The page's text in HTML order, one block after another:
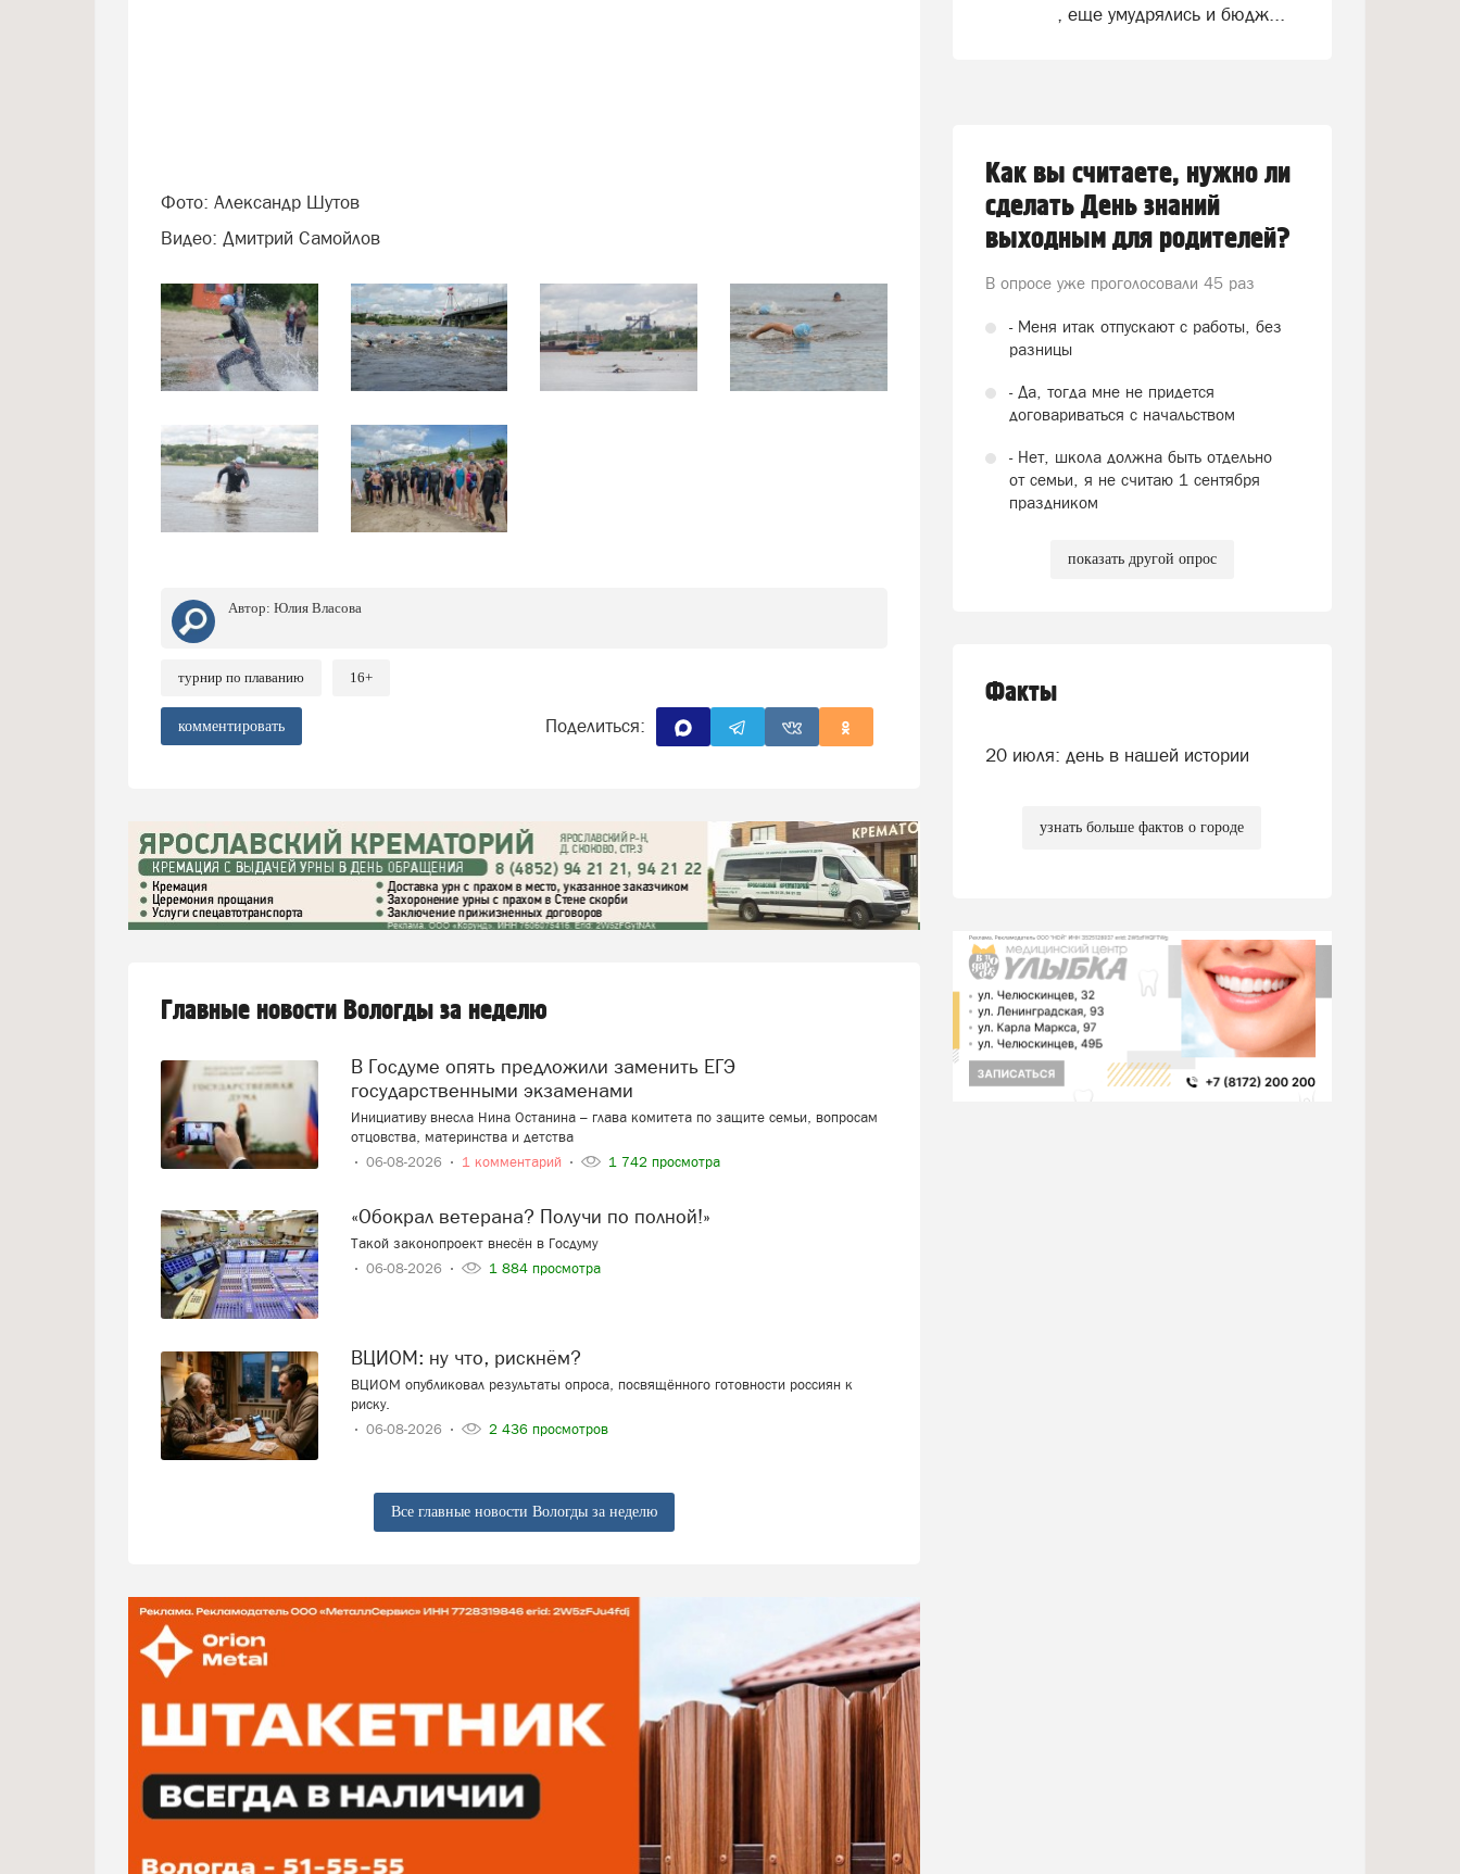
Фото: Александр Шутов
Видео: Дмитрий Самойлов
Автор: Юлия Власова
турнир по плаванию 16+
комментировать Поделиться:
Главные новости Вологды за неделю
В Госдуме опять предложили заменить ЕГЭ
государственными экзаменами
Инициативу внесла Нина Останина – глава комитета по защите семьи, вопросам
отцовства, материнства и детства
06-08-2026
1 комментарий 1 742 просмотра
«Обокрал ветерана? Получи по полной!»
Такой законопроект внесён в Госдуму
06-08-2026
1 884 просмотра
ВЦИОМ: ну что, рискнём?
ВЦИОМ опубликовал результаты опроса, посвящённого готовности россиян к
риску.
06-08-2026
2 436 просмотров
Все главные новости Вологды за неделю
, еще умудрялись и бюдж...
Как вы считаете, нужно ли
сделать День знаний
выходным для родителей?
В опросе уже проголосовали 45 раз
- Меня итак отпускают с работы, без
разницы
- Да, тогда мне не придется
договариваться с начальством
- Нет, школа должна быть отдельно
от семьи, я не считаю 1 сентября
праздником
показать другой опрос
Факты
20 июля: день в нашей истории
узнать больше фактов о городе